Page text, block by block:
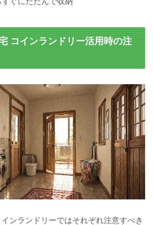
コインランドリー活用時の注
ンランドリーではそれぞれ注意すべき